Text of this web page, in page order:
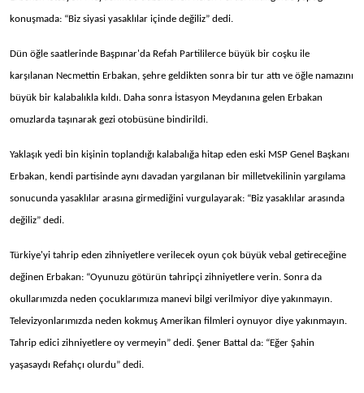
konuşmada: “Biz siyasi yasaklılar içinde değiliz” dedi.
Dün öğle saatlerinde Başpınar'da Refah Partililerce büyük bir coşku ile
karşılanan Necmettin Erbakan, şehre geldikten sonra bir tur attı ve öğle namazını
büyük bir kalabalıkla kıldı. Daha sonra İstasyon Meydanına gelen Erbakan
omuzlarda taşınarak gezi otobüsüne bindirildi.
Yaklaşık yedi bin kişinin toplandığı kalabalığa hitap eden eski MSP Genel Başkanı
Erbakan, kendi partisinde aynı davadan yargılanan bir milletvekilinin yargılama
sonucunda yasaklılar arasına girmediğini vurgulayarak: “Biz yasaklılar arasında
değiliz” dedi.
Türkiye'yi tahrip eden zihniyetlere verilecek oyun çok büyük vebal getireceğine
değinen Erbakan: “Oyunuzu götürün tahripçi zihniyetlere verin. Sonra da
okullarımızda neden çocuklarımıza manevi bilgi verilmiyor diye yakınmayın.
Televizyonlarımızda neden kokmuş Amerikan filmleri oynuyor diye yakınmayın.
Tahrip edici zihniyetlere oy vermeyin” dedi. Şener Battal da: “Eğer Şahin
yaşasaydı Refahçı olurdu” dedi.